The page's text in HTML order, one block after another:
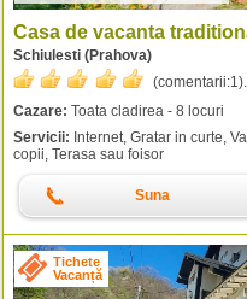
Casa de vacanta
Schiulesti (Prahova)
(comentarii:1).
Cazare: Toata cladirea - 8 locuri
Servicii: Internet, Gratar in curte,
copii, Terasa sau foisor
Suna
Tichete
Vacanță